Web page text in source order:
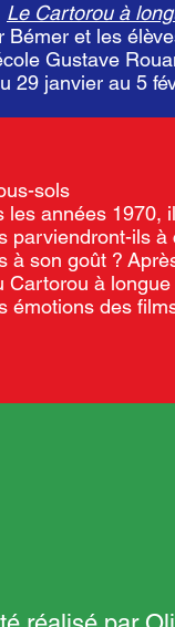
Le Cartorou à
Bémer et les
Gustave
29 janvier au 5
sols
les années 1970,
parviendront-ils à
à son goût ?
Cartorou à longue
émotions des